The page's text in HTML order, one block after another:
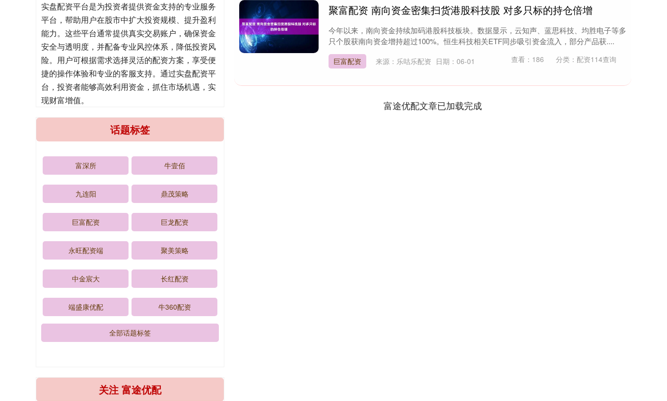
聚富配资 南向资金密集扫货港股科技股 对多只标的持仓倍增
今年以来，南向资金持续加码港股科技板块。数据显示，云知声、蓝思科技、均胜电子等多
只个股获南向资金增持超过100%。恒生科技相关ETF同步吸引资金流入，部分产品获....
巨富配资 来源：乐咕乐配资 日期：06-01 查看： 186 分类： 配资114查询
富途优配文章已加载完成
实盘配资平台是为投资者提供资金支持的专业服务
平台，帮助用户在股市中扩大投资规模、提升盈利
能力。这些平台通常提供真实交易账户，确保资金
安全与透明度，并配备专业风控体系，降低投资风
险。用户可根据需求选择灵活的配资方案，享受便
捷的操作体验和专业的客服支持。通过实盘配资平
台，投资者能够高效利用资金，抓住市场机遇，实
现财富增值。
话题标签
富深所 牛壹佰
九连阳 鼎茂策略
巨富配资 巨龙配资
永旺配资端 聚美策略
中金宸大 长红配资
端盛康优配 牛360配资
全部话题标签
关注 富途优配